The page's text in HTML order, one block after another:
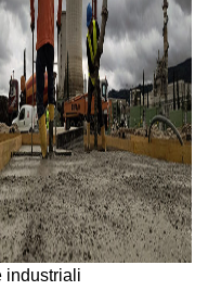
industriali